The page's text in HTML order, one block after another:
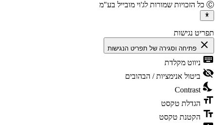
נגישות
פתיחה וסגירה של תפריט הנגישות
ניווט מקלדת
ביטול אנימציות / הבהובים
Contrast
הגדלת טקסט
הקטנת טקסט